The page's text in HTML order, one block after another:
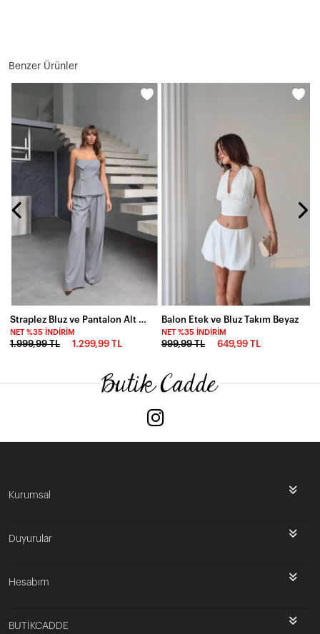
Benzer Ürünler
Straplez Bluz ve Pantalon Alt Üst Takım
NET %35 İNDIRIM
1.999,99 TL 1.299,99 TL
Balon Etek ve Bluz Takım Beyaz
NET %35 İNDIRIM
999,99 TL 649,99 TL
Kurumsal
Duyurular
Hesabım
BUTİKCADDE